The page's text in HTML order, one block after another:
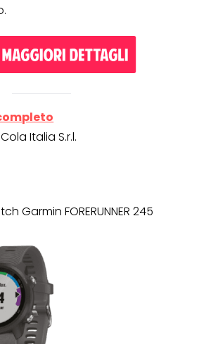
Italia S.r.l.
Garmin FORERUNNER 245